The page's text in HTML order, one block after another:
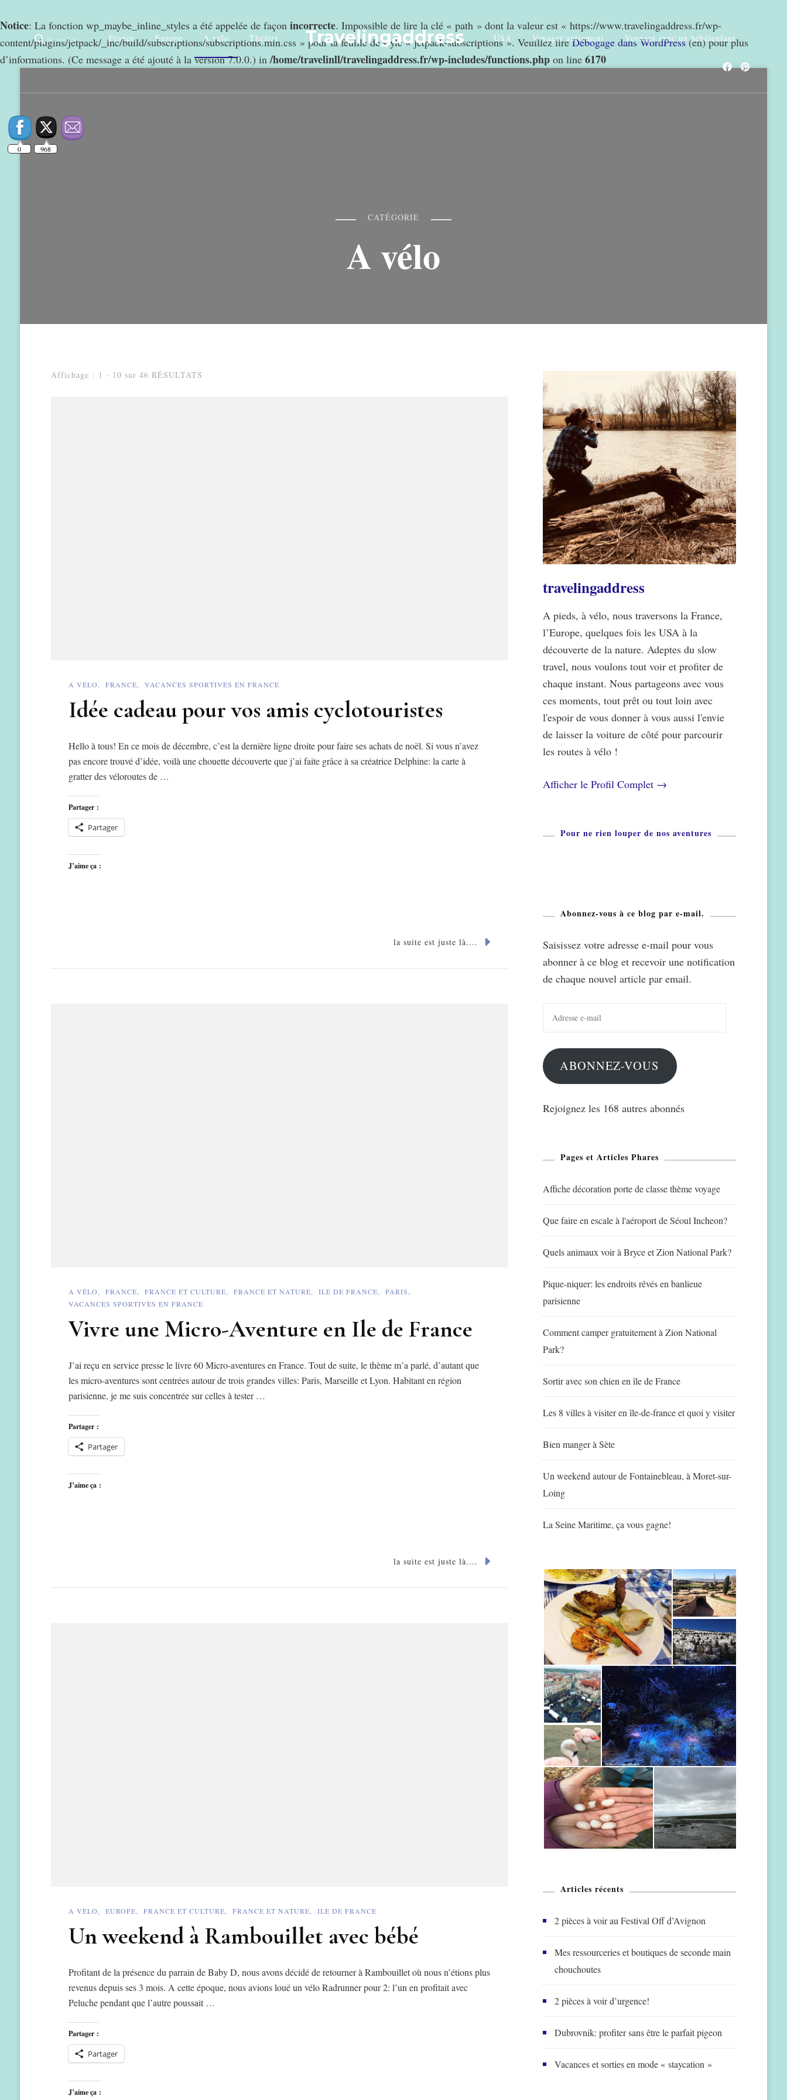
Notice: La fonction wp_maybe_inline_styles a été appelée de façon incorrecte. Impossible de lire la clé « path » dont la valeur est « https://www.travelingaddress.fr/wp-
content/plugins/jetpack/_inc/build/subscriptions/subscriptions.min.css » pour la feuille de style « jetpack-subscriptions ». Veuillez lireDébogage dans WordPress(en) pour plus
d’informations. (Ce message a été ajouté à la version 7.0.0.) in/home/travelinll/travelingaddress.fr/wp-includes/functions.php on line 6170
Rechercher France Europe A vélo Théâtre Travelingaddress USA Voyager autrement Voyager avec un bébé/enfant
CATÉGORIE
A vélo
Affichage : 1 - 10 sur 46 RÉSULTATS
A VÉLO FRANCE VACANCES SPORTIVES EN FRANCE
Idée cadeau pour vos amis cyclotouristes
Hello à tous! En ce mois de décembre, c’est la dernière ligne droite pour faire ses achats de noël. Si vous n’avez
pas encore trouvé d’idée, voilà une chouette découverte que j’ai faite grâce à sa créatrice Delphine: la carte à
gratter des véloroutes de …
Partager :
Partager
J’aime ça :
la suite est juste là....
A VÉLO FRANCE FRANCE ET CULTURE FRANCE ET NATURE ILE DE FRANCE
PARIS
VACANCES SPORTIVES EN FRANCE
Vivre une Micro-Aventure en Ile de France
J’ai reçu en service presse le livre 60 Micro-aventures en France. Tout de suite, le thème m’a parlé, d’autant que
les micro-aventures sont centrées autour de trois grandes villes: Paris, Marseille et Lyon. Habitant en région
parisienne, je me suis concentrée sur celles à tester …
Partager :
Partager
J’aime ça :
la suite est juste là....
A VÉLO EUROPE FRANCE ET CULTURE FRANCE ET NATURE ILE DE FRANCE
Un weekend à Rambouillet avec bébé
Profitant de la présence du parrain de Baby D, nous avons décidé de retourner à Rambouillet où nous n’étions plus
revenus depuis ses 3 mois. A cette époque, nous avions loué un vélo Radrunner pour 2: l’un en profitait avec
Peluche pendant que l’autre poussait …
Partager :
Partager
J’aime ça :
travelingaddress
A pieds, à vélo, nous traversons la France,
l’Europe, quelques fois les USA à la
découverte de la nature. Adeptes du slow
travel, nous voulons tout voir et profiter de
chaque instant. Nous partageons avec vous
ces moments, tout prêt ou tout loin avec
l'espoir de vous donner à vous aussi l'envie
de laisser la voiture de côté pour parcourir
les routes à vélo !
Afficher le Profil Complet →
Pour ne rien louper de nos aventures
Abonnez-vous à ce blog par e-mail.
Saisissez votre adresse e-mail pour vous
abonner à ce blog et recevoir une notification
de chaque nouvel article par email.
mail
ABONNEZ-VOUS
Rejoignez les 168 autres abonnés
Pages et Articles Phares
Affiche décoration porte de classe thème voyage
Que faire en escale à l'aéroport de Séoul Incheon?
Quels animaux voir à Bryce et Zion National Park?
Pique-niquer: les endroits rêvés en banlieue
parisienne
Comment camper gratuitement à Zion National
Park?
Sortir avec son chien en île de France
Les 8 villes à visiter en île-de-france et quoi y visiter
Bien manger à Sète
Un weekend autour de Fontainebleau, à Moret-sur-
Loing
La Seine Maritime, ça vous gagne!
Articles récents
2 pièces à voir au Festival Off d’Avignon
Mes ressourceries et boutiques de seconde main
chouchoutes
2 pièces à voir d’urgence!
Dubrovnik: profiter sans être le parfait pigeon
Vacances et sorties en mode « staycation »
0 968